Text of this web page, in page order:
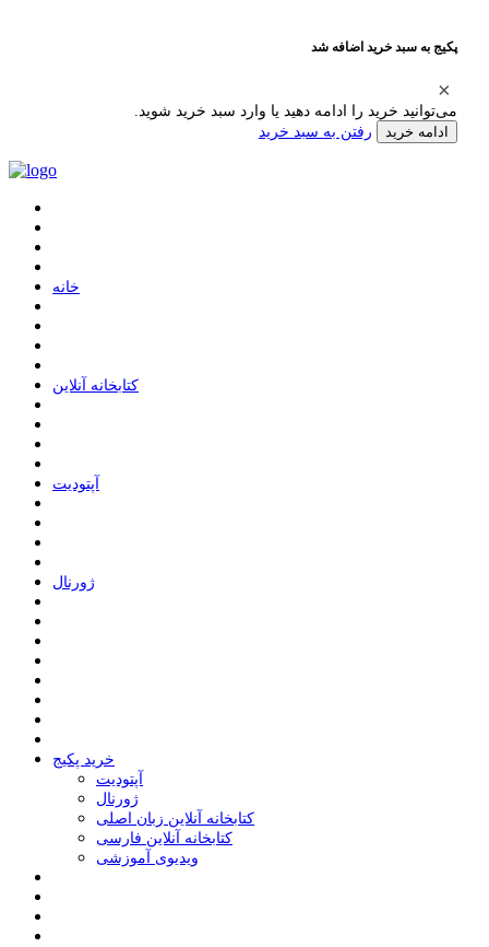
پکیج به سبد خرید اضافه شد
می‌توانید خرید را ادامه دهید یا وارد سبد خرید شوید.
ادامه خرید رفتن به سبد خرید
ﺧﺎﻧﻪ
ﮐﺘﺎﺑﺨﺎﻧﻪ ﺁﻧﻼﯾﻦ
ﺁﭘﺘﻮﺩﯾﺖ
ﮊﻭﺭﻧﺎﻝ
خرید پکیج
ﺁﭘﺘﻮﺩﯾﺖ
ﮊﻭﺭﻧﺎﻝ
کتابخانه آنلاین زبان اصلی
کتابخانه آنلاین فارسی
ویدیوی آموزشی